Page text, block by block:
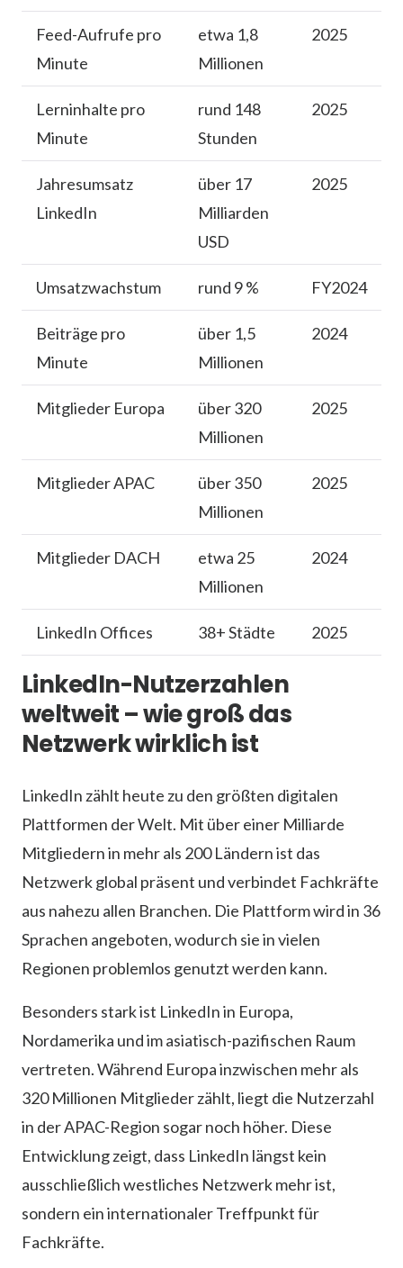
Feed-Aufrufe pro
Minute
etwa 1,8
Millionen
2025
Lerninhalte pro
Minute
rund 148
Stunden
2025
Jahresumsatz
LinkedIn
über 17
Milliarden
USD
2025
Umsatzwachstum rund 9 % FY2024
Beiträge pro
Minute
über 1,5
Millionen
2024
Mitglieder Europa
über 320
Millionen
2025
Mitglieder APAC
über 350
Millionen
2025
Mitglieder DACH
etwa 25
Millionen
2024
LinkedIn Offices 38+ Städte 2025
LinkedIn-Nutzerzahlen
weltweit – wie groß das
Netzwerk wirklich ist
LinkedIn zählt heute zu den größten digitalen
Plattformen der Welt. Mit über einer Milliarde
Mitgliedern in mehr als 200 Ländern ist das
Netzwerk global präsent und verbindet Fachkräfte
aus nahezu allen Branchen. Die Plattform wird in 36
Sprachen angeboten, wodurch sie in vielen
Regionen problemlos genutzt werden kann.
Besonders stark ist LinkedIn in Europa,
Nordamerika und im asiatisch-pazifischen Raum
vertreten. Während Europa inzwischen mehr als
320 Millionen Mitglieder zählt, liegt die Nutzerzahl
in der APAC-Region sogar noch höher. Diese
Entwicklung zeigt, dass LinkedIn längst kein
ausschließlich westliches Netzwerk mehr ist,
sondern ein internationaler Treffpunkt für
Fachkräfte.